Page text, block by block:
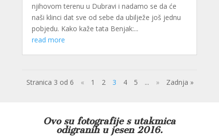
njihovom terenu u Dubravi i nadamo se da će
naši klinci dat sve od sebe da ubilježe još jednu
pobjedu. Kako kaže tata Benjak:...
read more
Stranica 3 od 6 « 1 2 3 4 5 ... » Zadnja »
Ovo su fotografije s utakmica
odigranih u jesen 2016.